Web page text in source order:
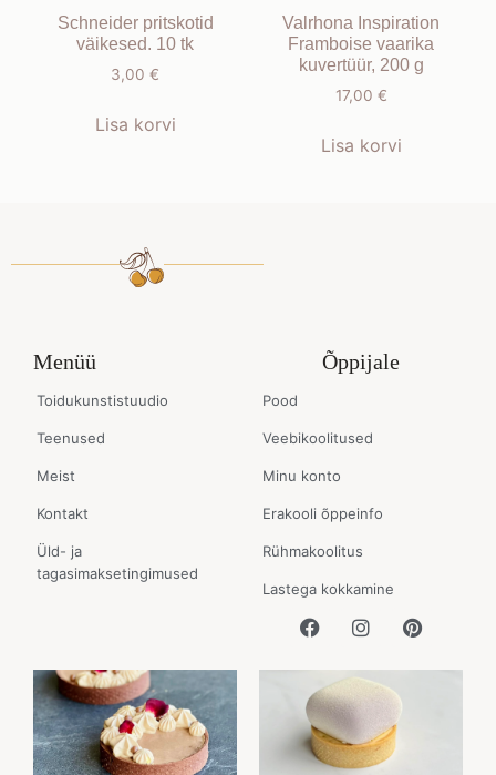
Schneider pritskotid
väikesed. 10 tk
3,00 €
Lisa korvi
Valrhona Inspiration
Framboise vaarika
kuvertüür, 200 g
17,00 €
Lisa korvi
Menüü
Toidukunstistuudio
Teenused
Meist
Kontakt
Üld- ja
tagasimaksetingimused
Õppijale
Pood
Veebikoolitused
Minu konto
Erakooli õppeinfo
Rühmakoolitus
Lastega kokkamine